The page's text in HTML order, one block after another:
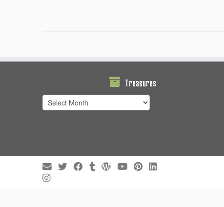
Treasures
Treasures
·